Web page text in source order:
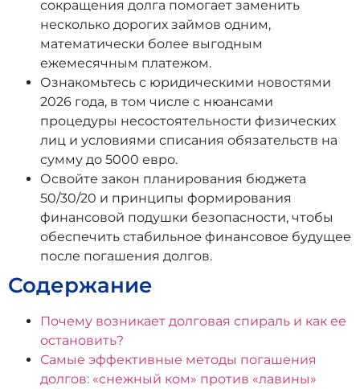
сокращения долга помогает заменить
несколько дорогих займов одним,
математически более выгодным
ежемесячным платежом.
Ознакомьтесь с юридическими новостями
2026 года, в том числе с нюансами
процедуры несостоятельности физических
лиц и условиями списания обязательств на
сумму до 5000 евро.
Освойте закон планирования бюджета
50/30/20 и принципы формирования
финансовой подушки безопасности, чтобы
обеспечить стабильное финансовое будущее
после погашения долгов.
Содержание
Почему возникает долговая спираль и как ее
остановить?
Самые эффективные методы погашения
долгов: «снежный ком» против «лавины»